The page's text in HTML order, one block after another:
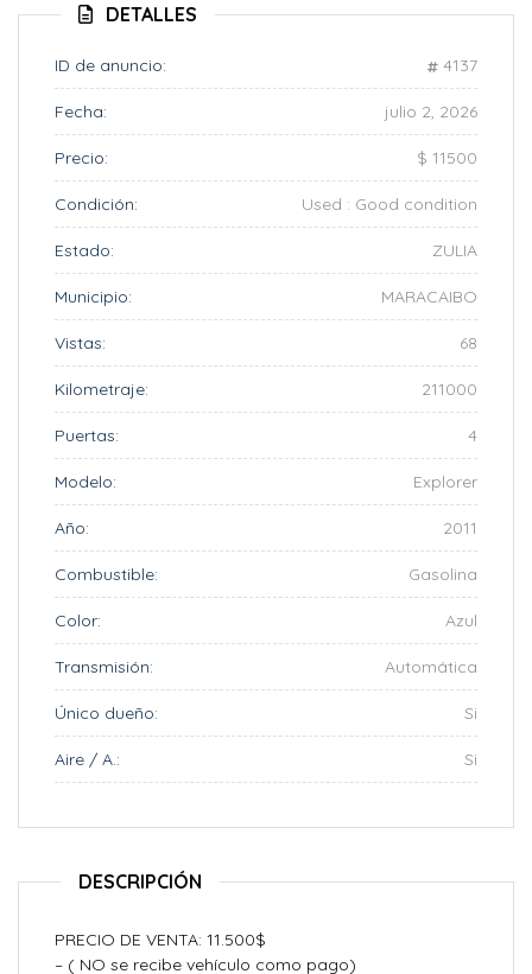
DETALLES
ID de anuncio: 4137
Fecha: julio 2, 2026
Precio: $ 11500
Condición: Used : Good condition
Estado: ZULIA
Municipio: MARACAIBO
Vistas: 68
Kilometraje: 211000
Puertas: 4
Modelo: Explorer
Año: 2011
Combustible: Gasolina
Color: Azul
Transmisión: Automática
Único dueño: Si
Aire / A.: Si
DESCRIPCIÓN
PRECIO DE VENTA: 11.500$
– ( NO se recibe vehículo como pago)